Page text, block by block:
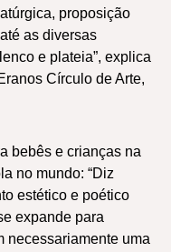
proposição
as diversas
e plateia”, explica
Círculo de Arte,
bebês e crianças na
no mundo: “Diz
estético e poético
expande para
necessariamente uma